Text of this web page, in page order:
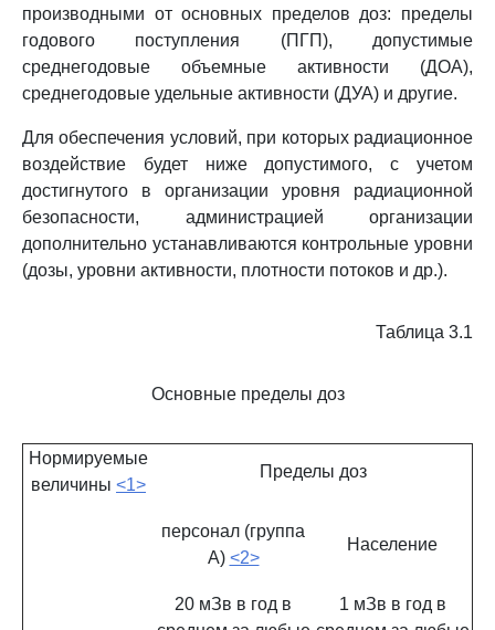
производными от основных пределов доз: пределы
годового поступления (ПГП), допустимые
среднегодовые объемные активности (ДОА),
среднегодовые удельные активности (ДУА) и другие.
Для обеспечения условий, при которых радиационное
воздействие будет ниже допустимого, с учетом
достигнутого в организации уровня радиационной
безопасности, администрацией организации
дополнительно устанавливаются контрольные уровни
(дозы, уровни активности, плотности потоков и др.).
Таблица 3.1
Основные пределы доз
Нормируемые
величины <1>
Пределы доз
персонал (группа
А) <2>
Население
20 мЗв в год в
1 мЗв в год в